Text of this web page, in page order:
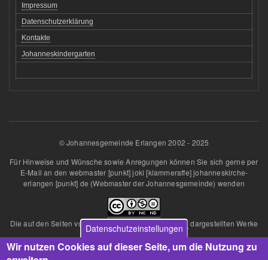
Impressum
Datenschutzerklärung
Kontakte
Johanneskindergarten
© Johannesgemeinde Erlangen 2002 - 2025
Für Hinweise und Wünsche sowie Anregungen können Sie sich gerne per
E-Mail an den webmaster [punkt]joki [klammeraffe]johanneskirche-
erlangen [punkt] de (Webmaster der Johannesgemeinde) wenden
Die auf den Seiten vonJohannesgemeinde Erlangen dargestellten Werke
sind lizenziert unter einer
Creative Commons Namensnennung - Nicht kommerziell - Keine
Datenschutzeinstellungen
Wir nutzen Cookies auf dieser Seite, um die Nutzung zu